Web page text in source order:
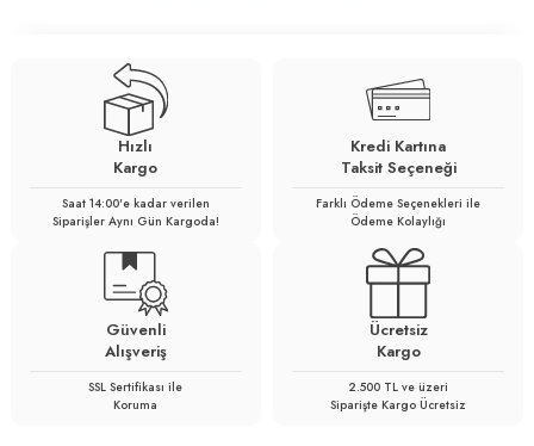
Hızlı
Kargo
Saat 14:00'e kadar verilen
Siparişler Aynı Gün Kargoda!
Kredi Kartına
Taksit Seçeneği
Farklı Ödeme Seçenekleri ile
Ödeme Kolaylığı
Güvenli
Alışveriş
SSL Sertifikası ile
Koruma
Ücretsiz
Kargo
2.500 TL ve üzeri
Siparişte Kargo Ücretsiz